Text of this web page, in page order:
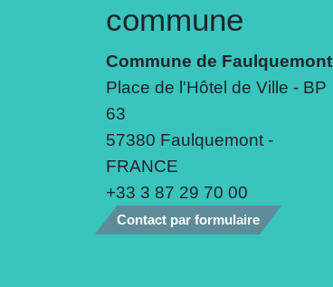
commune
Commune de Faulquemont
Place de l'Hôtel de Ville - BP
63
57380 Faulquemont -
FRANCE
+33 3 87 29 70 00
Contact par formulaire